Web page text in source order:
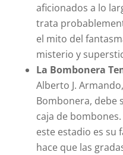
aficionados a lo
trata
el mito del
misterio y
La Bombonera
Alberto J.
Bombonera, debe
caja de
este estadio es su
hace que las